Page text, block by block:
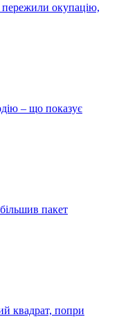
пережили окупацію,
– що показує
пакет
квадрат, попри